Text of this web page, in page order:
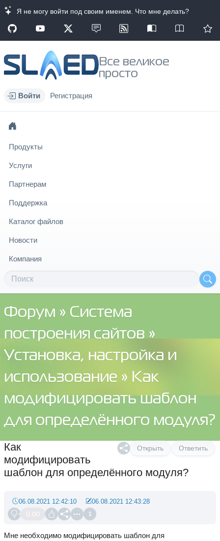
Я не могу войти под своим именем. Что мне делать?
Все великое
просто
Войти Регистрация
Продукты
Услуги
Партнерам
Поддержка
Каталог файлов
Новости
Компания
Форум » Система
построения сайтов »
Установка, настройка и
использование » Как
модифицировать шаблон
для определённого модуля?
Открыть Ответить
Как
модифицировать
шаблон для определённого модуля?
0.00 1
06.08.2021 12:42:10 06.08.2021 12:43:28
Мне необходимо модифицировать шаблон для